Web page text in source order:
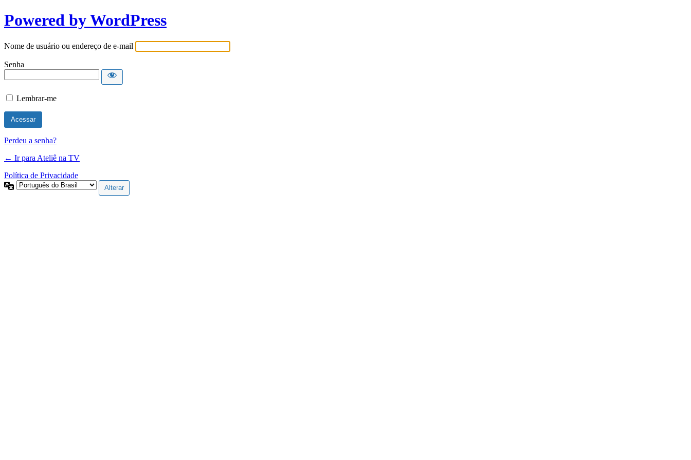
Powered by WordPress
Nome de usuário ou endereço de e-mail
Senha
Lembrar-me
Perdeu a senha?
← Ir para Ateliê na TV
Política de Privacidade
Idioma